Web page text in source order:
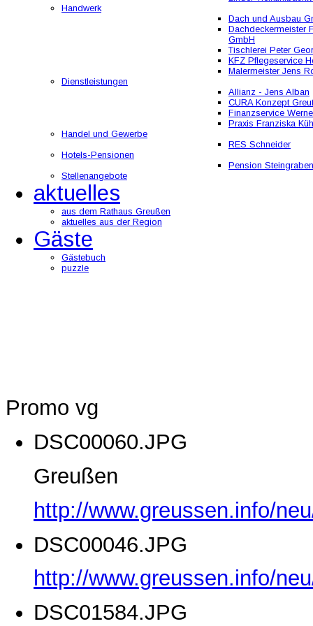
Handwerk
Dach und Ausbau
Dachdeckermeister
GmbH
Tischlerei Peter
KFZ Pflegeservice
Malermeister Jens
Dienstleistungen
Allianz - Jens Alban
CURA Konzept
Finanzservice
Praxis Franziska
Handel und Gewerbe
RES Schneider
Hotels-Pensionen
Pension Steingraben
Stellenangebote
aktuelles
aus dem Rathaus Greußen
aktuelles aus der Region
Gäste
Gästebuch
puzzle
Promo vg
DSC00060.JPG
Greußen
http://www.greussen.info/
DSC00046.JPG
http://www.greussen.info/
DSC01584.JPG